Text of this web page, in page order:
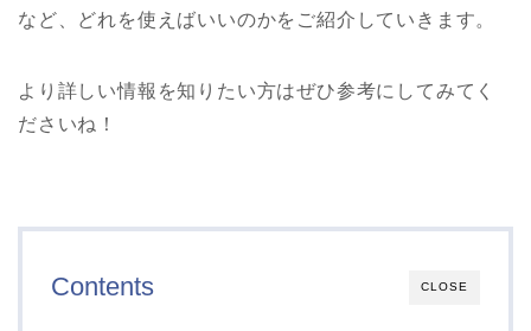
など、どれを使えばいいのかをご紹介していきます。
より詳しい情報を知りたい方はぜひ参考にしてみてく
ださいね！
CLOSE
Contents